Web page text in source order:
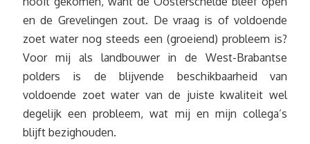
en de Grevelingen zout. De vraag is of voldoende
zoet water nog steeds een (groeiend) probleem is?
Voor mij als landbouwer in de West-Brabantse
polders is de blijvende beschikbaarheid van
voldoende zoet water van de juiste kwaliteit wel
degelijk een probleem, wat mij en mijn collega’s
blijft bezighouden.